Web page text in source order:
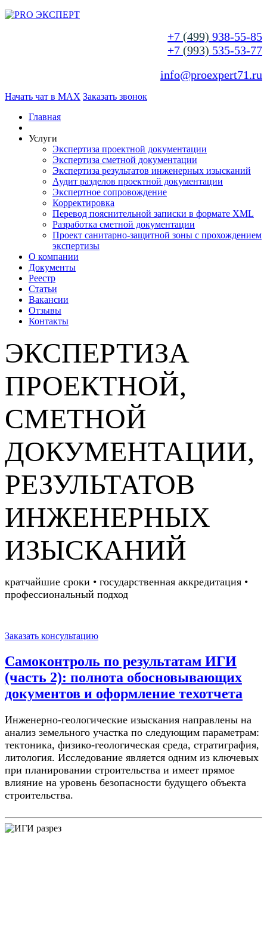
+7 (499) 938-55-85
+7 (993) 535-53-77
info@proexpert71.ru
Начать чат в MAX Заказать звонок
Главная
Услуги
Экспертиза проектной документации
Экспертиза сметной документации
Экспертиза результатов инженерных изысканий
Аудит разделов проектной документации
Экспертное сопровождение
Корректировка
Перевод пояснительной записки в формате XML
Разработка сметной документации
Проект санитарно-защитной зоны с прохождением
экспертизы
О компании
Документы
Реестр
Статьи
Вакансии
Отзывы
Контакты
ЭКСПЕРТИЗА
ПРОЕКТНОЙ,
СМЕТНОЙ
ДОКУМЕНТАЦИИ,
РЕЗУЛЬТАТОВ
ИНЖЕНЕРНЫХ
ИЗЫСКАНИЙ
кратчайшие сроки • государственная аккредитация •
профессиональный подход
Заказать консультацию
Самоконтроль по результатам ИГИ
(часть 2): полнота обосновывающих
документов и оформление техотчета
Инженерно-геологические изыскания направлены на
анализ земельного участка по следующим параметрам:
тектоника, физико-геологическая среда, стратиграфия,
литология. Исследование является одним из ключевых
при планировании строительства и имеет прямое
влияние на уровень безопасности будущего объекта
строительства.